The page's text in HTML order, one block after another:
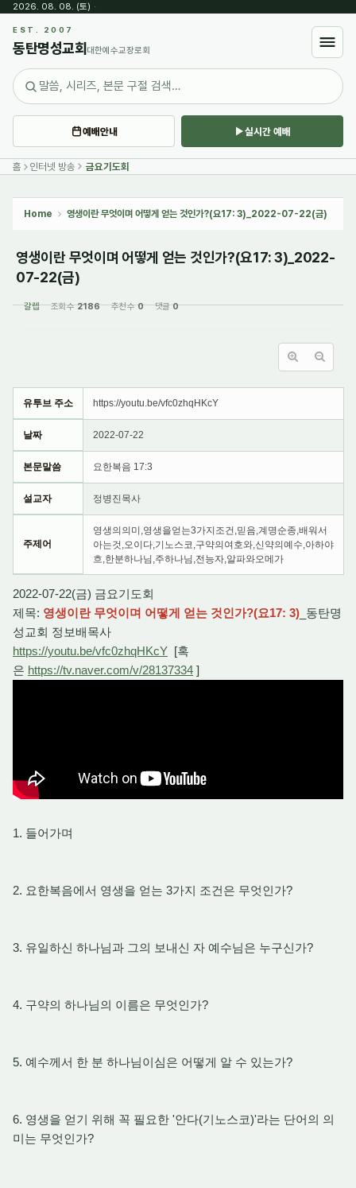
2026. 08. 08. (토) ·
EST. 2007
동탄명성교회 대한예수교장로회
예배안내 실시간 예배
홈 인터넷 방송 금요기도회
Home 영생이란 무엇이며 어떻게 얻는 것인가?(요17: 3)_2022-07-22(금)
영생이란 무엇이며 어떻게 얻는 것인가?(요17: 3)_2022-
07-22(금)
갈렙 조회 수2186 추천 수0 댓글0
유투브 주소 https://youtu.be/vfc0zhqHKcY
날짜 2022-07-22
본문말씀 요한복음 17:3
설교자 정병진목사
주제어
영생의의미,영생을얻는3가지조건,믿음,계명순종,배워서
아는것,오이다,기노스코,구약의여호와,신약의예수,아하야
흐,한분하나님,주하나님,전능자,알파와오메가
2022-07-22(금) 금요기도회
제목: 영생이란 무엇이며 어떻게 얻는 것인가?(요17: 3) _동탄명
성교회 정보배목사
https://youtu.be/vfc0zhqHKcY [혹
은 https://tv.naver.com/v/28137334 ]
1. 들어가며
2. 요한복음에서 영생을 얻는 3가지 조건은 무엇인가?
3. 유일하신 하나님과 그의 보내신 자 예수님은 누구신가?
4. 구약의 하나님의 이름은 무엇인가?
5. 예수께서 한 분 하나님이심은 어떻게 알 수 있는가?
6. 영생을 얻기 위해 꼭 필요한 '안다(기노스코)'라는 단어의 의
미는 무엇인가?
Sketchbook5, 스케치북5
Sketchbook5, 스케치북5